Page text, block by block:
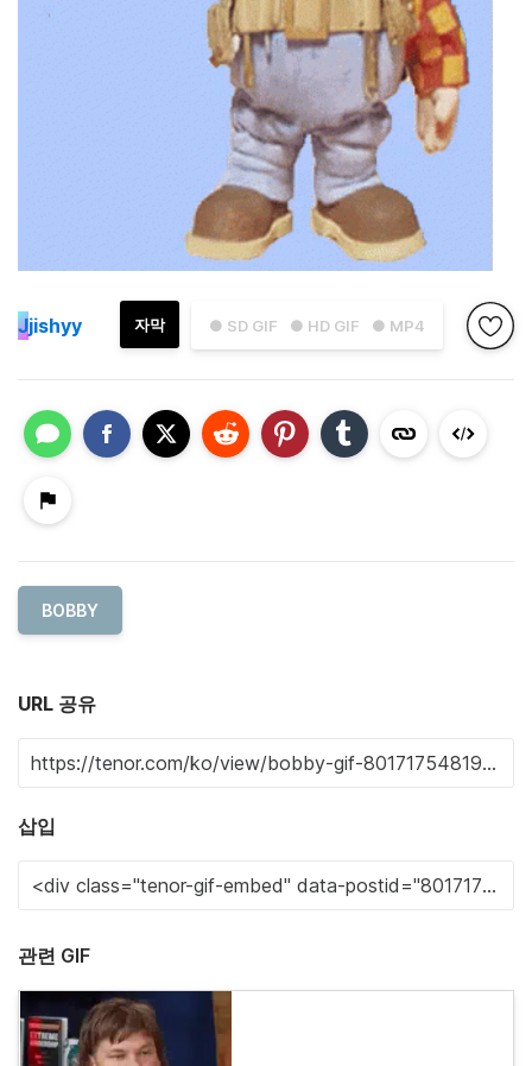
● SD GIF ● HD GIF ● MP4
자막
Jjishyy
BOBBY
URL 공유
삽입
관련 GIF